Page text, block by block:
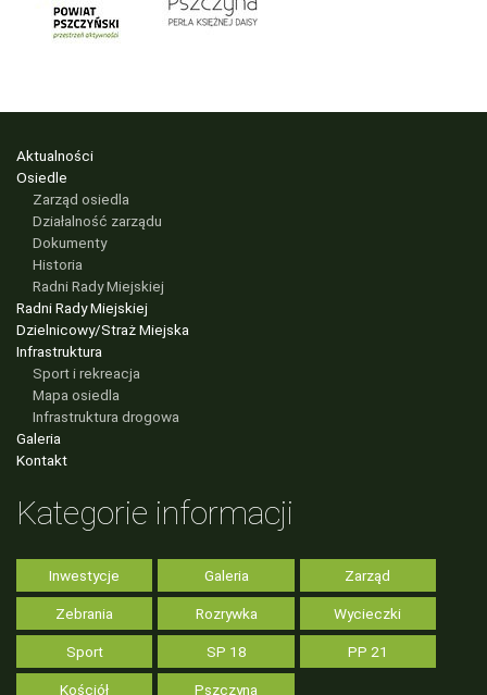
Aktualności
Osiedle
Zarząd osiedla
Działalność zarządu
Dokumenty
Historia
Radni Rady Miejskiej
Radni Rady Miejskiej
Dzielnicowy/Straż Miejska
Infrastruktura
Sport i rekreacja
Mapa osiedla
Infrastruktura drogowa
Galeria
Kontakt
Kategorie informacji
Inwestycje Galeria Zarząd
Zebrania Rozrywka Wycieczki
Sport SP 18 PP 21
Kościół Pszczyna